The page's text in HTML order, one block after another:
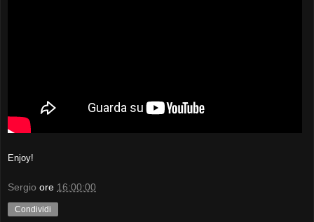
Enjoy!
Sergio ore 16:00:00
Condividi